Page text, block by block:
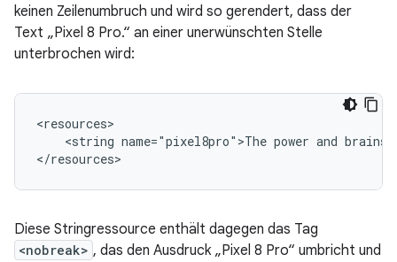
keinen Zeilenumbruch und wird so gerendert, dass der
Text „Pixel 8 Pro.“ an einer unerwünschten Stelle
unterbrochen wird:
<string name="pixel8pro">The power and brains
Diese Stringressource enthält dagegen das Tag
<nobreak> , das den Ausdruck „Pixel 8 Pro“ umbricht und